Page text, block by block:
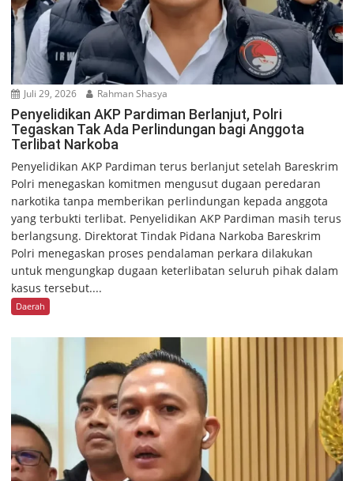
Juli 29, 2026 Rahman Shasya
Penyelidikan AKP Pardiman Berlanjut, Polri
Tegaskan Tak Ada Perlindungan bagi Anggota
Terlibat Narkoba
Penyelidikan AKP Pardiman terus berlanjut setelah Bareskrim
Polri menegaskan komitmen mengusut dugaan peredaran
narkotika tanpa memberikan perlindungan kepada anggota
yang terbukti terlibat. Penyelidikan AKP Pardiman masih terus
berlangsung. Direktorat Tindak Pidana Narkoba Bareskrim
Polri menegaskan proses pendalaman perkara dilakukan
untuk mengungkap dugaan keterlibatan seluruh pihak dalam
kasus tersebut....
Daerah